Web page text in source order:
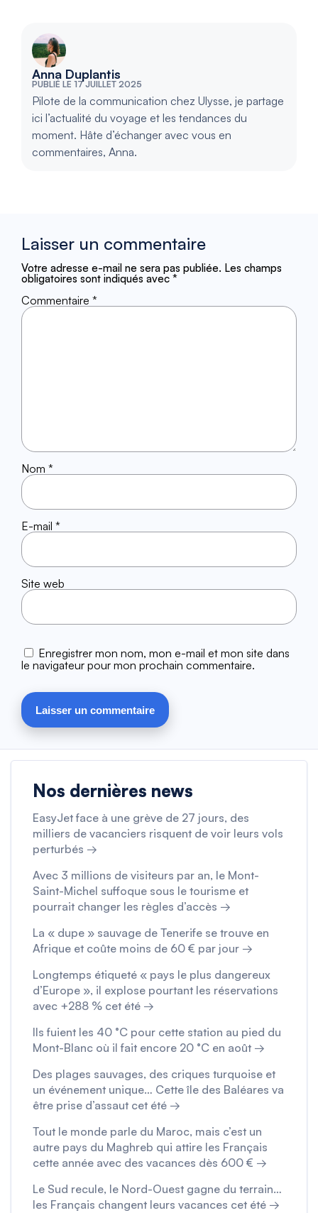
Anna Duplantis
PUBLIÉ LE 17 JUILLET 2025
Pilote de la communication chez Ulysse, je partage
ici l’actualité du voyage et les tendances du
moment. Hâte d’échanger avec vous en
commentaires, Anna.
Laisser un commentaire
Votre adresse e-mail ne sera pas publiée. Les champs
obligatoires sont indiqués avec *
Commentaire *
Nom *
E-mail *
Site web
Enregistrer mon nom, mon e-mail et mon site dans
le navigateur pour mon prochain commentaire.
Nos dernières news
EasyJet face à une grève de 27 jours, des
milliers de vacanciers risquent de voir leurs vols
perturbés →
Avec 3 millions de visiteurs par an, le Mont-
Saint-Michel suffoque sous le tourisme et
pourrait changer les règles d’accès →
La « dupe » sauvage de Tenerife se trouve en
Afrique et coûte moins de 60 € par jour →
Longtemps étiqueté « pays le plus dangereux
d’Europe », il explose pourtant les réservations
avec +288 % cet été →
Ils fuient les 40 °C pour cette station au pied du
Mont-Blanc où il fait encore 20 °C en août →
Des plages sauvages, des criques turquoise et
un événement unique… Cette île des Baléares va
être prise d’assaut cet été →
Tout le monde parle du Maroc, mais c’est un
autre pays du Maghreb qui attire les Français
cette année avec des vacances dès 600 € →
Le Sud recule, le Nord-Ouest gagne du terrain…
les Français changent leurs vacances cet été →